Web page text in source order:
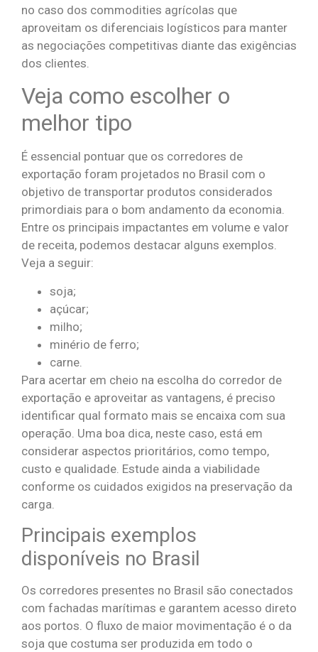
no caso dos commodities agrícolas que
aproveitam os diferenciais logísticos para manter
as negociações competitivas diante das exigências
dos clientes.
Veja como escolher o
melhor tipo
É essencial pontuar que os corredores de
exportação foram projetados no Brasil com o
objetivo de transportar produtos considerados
primordiais para o bom andamento da economia.
Entre os principais impactantes em volume e valor
de receita, podemos destacar alguns exemplos.
Veja a seguir:
soja;
açúcar;
milho;
minério de ferro;
carne.
Para acertar em cheio na escolha do corredor de
exportação e aproveitar as vantagens, é preciso
identificar qual formato mais se encaixa com sua
operação. Uma boa dica, neste caso, está em
considerar aspectos prioritários, como tempo,
custo e qualidade. Estude ainda a viabilidade
conforme os cuidados exigidos na preservação da
carga.
Principais exemplos
disponíveis no Brasil
Os corredores presentes no Brasil são conectados
com fachadas marítimas e garantem acesso direto
aos portos. O fluxo de maior movimentação é o da
soja que costuma ser produzida em todo o